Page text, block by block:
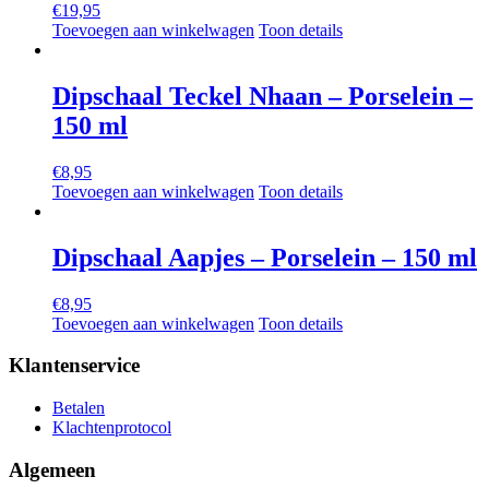
€19,95
Toevoegen aan winkelwagen Toon details
Dipschaal Teckel Nhaan – Porselein –
150 ml
€8,95
Toevoegen aan winkelwagen Toon details
Dipschaal Aapjes – Porselein – 150 ml
€8,95
Toevoegen aan winkelwagen Toon details
Klantenservice
Betalen
Klachtenprotocol
Algemeen